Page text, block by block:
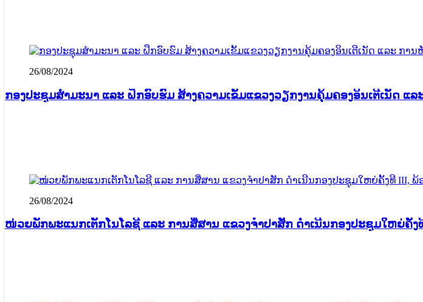
26/08/2024
ກອງປະຊຸມສໍາມະນາ ແລະ ຝຶກອົບຮົມ ສ້າງຄວາມເຂັ້ມແຂວງວຽກງານຄຸ້ມຄອງອິນເຕີເນັດ
26/08/2024
ໜ່ວຍພັກພະແນກເຕັກໂນໂລຊີ ແລະ ການສື່ສານ ແຂວງຈໍາປາສັກ ດຳເນີນກອງປະຊຸມໃຫຍ່ຄັ້